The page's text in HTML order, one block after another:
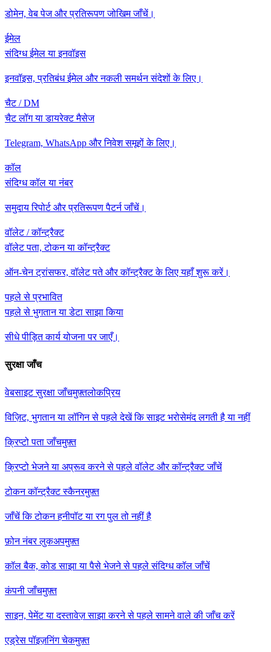
डोमेन, वेब पेज और प्रतिरूपण जोखिम जाँचें।
ईमेल
संदिग्ध ईमेल या इनवॉइस
इनवॉइस, प्रतिबंध ईमेल और नकली समर्थन संदेशों के लिए।
चैट / DM
चैट लॉग या डायरेक्ट मैसेज
Telegram, WhatsApp और निवेश समूहों के लिए।
कॉल
संदिग्ध कॉल या नंबर
समुदाय रिपोर्ट और प्रतिरूपण पैटर्न जाँचें।
वॉलेट / कॉन्ट्रैक्ट
वॉलेट पता, टोकन या कॉन्ट्रैक्ट
ऑन-चेन ट्रांसफर, वॉलेट पते और कॉन्ट्रैक्ट के लिए यहाँ शुरू करें।
पहले से प्रभावित
पहले से भुगतान या डेटा साझा किया
सीधे पीड़ित कार्य योजना पर जाएँ।
सुरक्षा जाँच
वेबसाइट सुरक्षा जाँचमुफ़्तलोकप्रिय
विज़िट, भुगतान या लॉगिन से पहले देखें कि साइट भरोसेमंद लगती है या नहीं
क्रिप्टो पता जाँचमुफ़्त
क्रिप्टो भेजने या अप्रूव करने से पहले वॉलेट और कॉन्ट्रैक्ट जाँचें
टोकन कॉन्ट्रैक्ट स्कैनरमुफ़्त
जाँचें कि टोकन हनीपॉट या रग पुल तो नहीं है
फ़ोन नंबर लुकअपमुफ़्त
कॉल बैक, कोड साझा या पैसे भेजने से पहले संदिग्ध कॉल जाँचें
कंपनी जाँचमुफ़्त
साइन, पेमेंट या दस्तावेज़ साझा करने से पहले सामने वाले की जाँच करें
एड्रेस पॉइज़निंग चेकमुफ़्त